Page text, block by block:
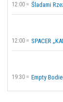
12:00 Śladami
12:00 SPACER
19:30 Empty